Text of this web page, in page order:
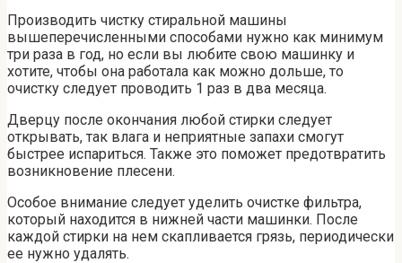
Производить чистку стиральной машины
вышеперечисленными способами нужно как минимум
три раза в год, но если вы любите свою машинку и
хотите, чтобы она работала как можно дольше, то
очистку следует проводить 1 раз в два месяца.
Дверцу после окончания любой стирки следует
открывать, так влага и неприятные запахи смогут
быстрее испариться. Также это поможет предотвратить
возникновение плесени.
Особое внимание следует уделить очистке фильтра,
который находится в нижней части машинки. После
каждой стирки на нем скапливается грязь, периодически
ее нужно удалять.